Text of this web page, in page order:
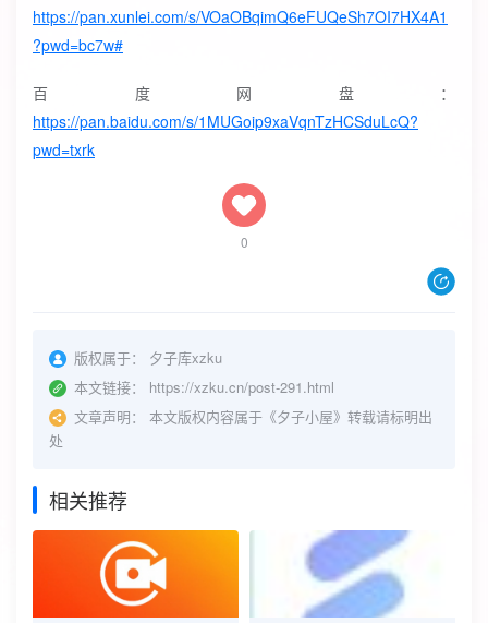
https://pan.xunlei.com/s/VOaOBqimQ6eFUQeSh7OI7HX4A1
?pwd=bc7w#
百度网盘：
https://pan.baidu.com/s/1MUGoip9xaVqnTzHCSduLcQ?
pwd=txrk
0
版权属于：
夕子库xzku
本文链接：
https://xzku.cn/post-291.html
文章声明：
本文版权内容属于《夕子小屋》转载请标明出
处
相关推荐